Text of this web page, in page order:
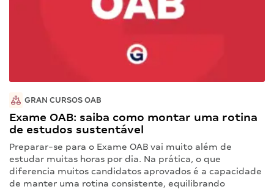
GRAN CURSOS OAB
Exame OAB: saiba como montar uma rotina
de estudos sustentável
Preparar-se para o Exame OAB vai muito além de
estudar muitas horas por dia. Na prática, o que
diferencia muitos candidatos aprovados é a capacidade
de manter uma rotina consistente, equilibrando